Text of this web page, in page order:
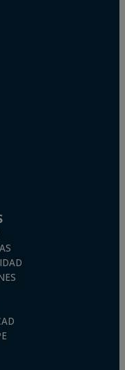
con
o
con
con
de acero
exteriores con
contaminación.
Anclajes de acero
áreas